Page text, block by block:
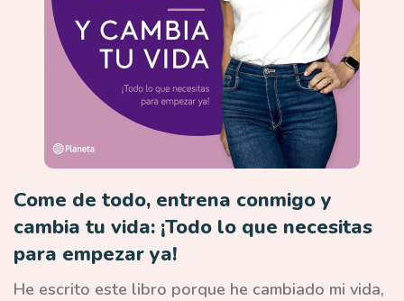
Come de todo, entrena conmigo y
cambia tu vida: ¡Todo lo que necesitas
para empezar ya!
He escrito este libro porque he cambiado mi vida,